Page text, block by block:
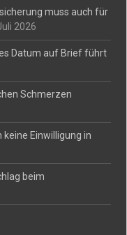
muss auch für
2026
Datum auf Brief führt
Schmerzen
Einwilligung in
beim